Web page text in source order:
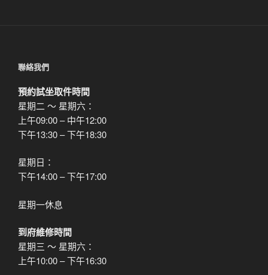
聯絡我們
預約試坐取件時間
星期二 ～ 星期六：
上午09:00 – 中午12:00
下午13:30 – 下午18:30
星期日：
下午14:00 – 下午17:00
星期一休息
到府維修時間
星期三 ～ 星期六：
上午10:00 – 下午16:30